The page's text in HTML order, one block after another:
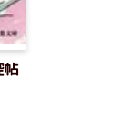
帖